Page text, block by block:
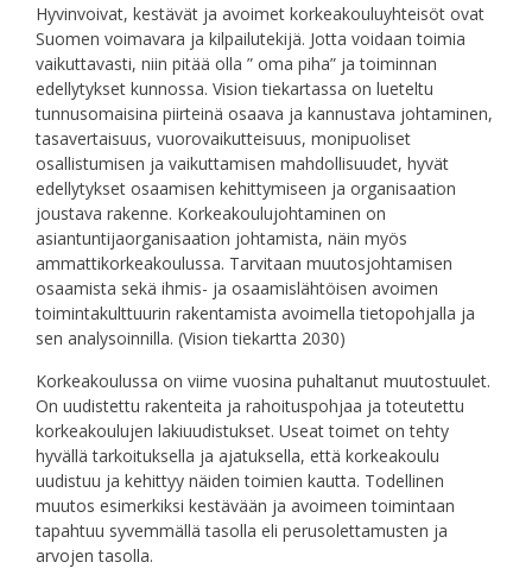
Hyvinvoivat, kestävät ja avoimet korkeakouluyhteisöt ovat
Suomen voimavara ja kilpailutekijä. Jotta voidaan toimia
vaikuttavasti, niin pitää olla ” oma piha” ja toiminnan
edellytykset kunnossa. Vision tiekartassa on lueteltu
tunnusomaisina piirteinä osaava ja kannustava johtaminen,
tasavertaisuus, vuorovaikutteisuus, monipuoliset
osallistumisen ja vaikuttamisen mahdollisuudet, hyvät
edellytykset osaamisen kehittymiseen ja organisaation
joustava rakenne. Korkeakoulujohtaminen on
asiantuntijaorganisaation johtamista, näin myös
ammattikorkeakoulussa. Tarvitaan muutosjohtamisen
osaamista sekä ihmis- ja osaamislähtöisen avoimen
toimintakulttuurin rakentamista avoimella tietopohjalla ja
sen analysoinnilla. (Vision tiekartta 2030)
Korkeakoulussa on viime vuosina puhaltanut muutostuulet.
On uudistettu rakenteita ja rahoituspohjaa ja toteutettu
korkeakoulujen lakiuudistukset. Useat toimet on tehty
hyvällä tarkoituksella ja ajatuksella, että korkeakoulu
uudistuu ja kehittyy näiden toimien kautta. Todellinen
muutos esimerkiksi kestävään ja avoimeen toimintaan
tapahtuu syvemmällä tasolla eli perusolettamusten ja
arvojen tasolla.